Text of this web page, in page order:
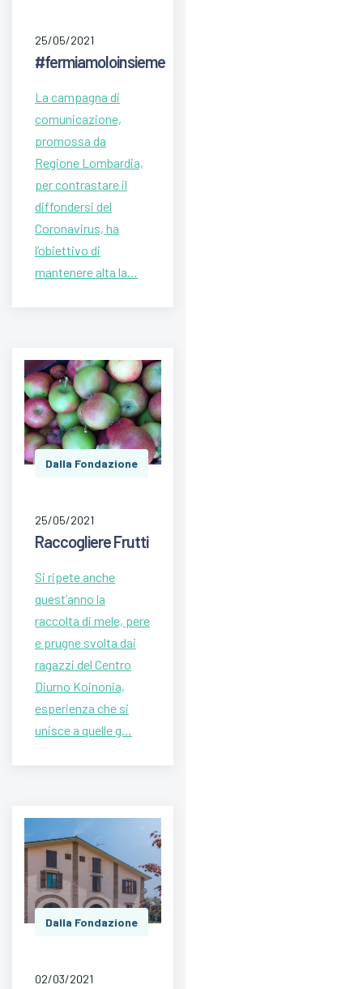
25/05/2021
#fermiamoloinsieme
La campagna di
comunicazione,
promossa da
Regione Lombardia,
per contrastare il
diffondersi del
Coronavirus, ha
l’obiettivo di
mantenere alta la…
Dalla Fondazione
25/05/2021
Raccogliere Frutti
Si ripete anche
quest’anno la
raccolta di mele, pere
e prugne svolta dai
ragazzi del Centro
Diurno Koinonia,
esperienza che si
unisce a quelle g…
Dalla Fondazione
02/03/2021